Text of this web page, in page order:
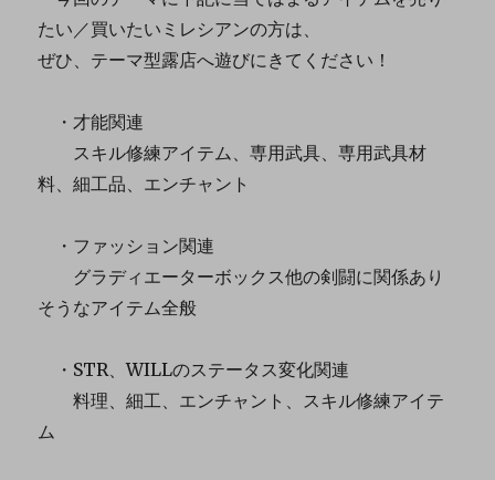
たい／買いたいミレシアンの方は、
ぜひ、テーマ型露店へ遊びにきてください！
・才能関連
スキル修練アイテム、専用武具、専用武具材
料、細工品、エンチャント
・ファッション関連
グラディエーターボックス他の剣闘に関係あり
そうなアイテム全般
・STR、WILLのステータス変化関連
料理、細工、エンチャント、スキル修練アイテ
ム